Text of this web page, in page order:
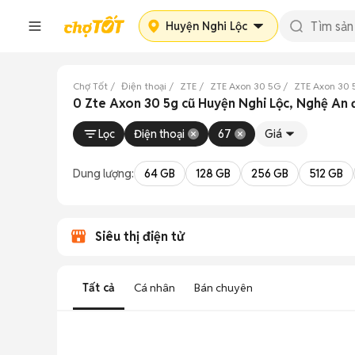
Huyện Nghi Lộc
Chợ Tốt Điện thoại ZTE ZTE Axon 30 5G ZTE Axon 30
0 Zte Axon 30 5g cũ Huyện Nghi Lộc, Nghệ An
Lọc Điện thoại 67 Giá
Dung lượng: 64 GB 128 GB 256 GB 512 GB
Siêu thị điện tử
Tất cả Cá nhân Bán chuyên